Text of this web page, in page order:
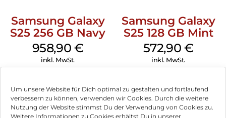
Um unsere Website für Dich optimal zu gestalten und fortlaufend
verbessern zu können, verwenden wir Cookies. Durch die weitere
Nutzung der Website stimmst Du der Verwendung von Cookies zu.
Weitere Informationen zu Cookies erhältst Du in unserer
Samsung Galaxy
S25 256 GB Navy
958,90 €
inkl. MwSt.
Samsung Galaxy
S25 128 GB Mint
572,90 €
inkl. MwSt.
Samsung Galaxy
S25 128 GB
Icyblue
898,90€
Nothing Phone
(3a) 256 GB Black
378,90€